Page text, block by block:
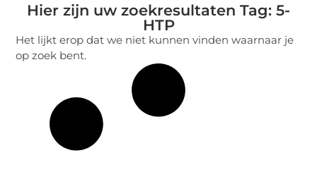
Hier zijn uw zoekresultaten Tag: 5-
HTP
Het lijkt erop dat we niet kunnen vinden waarnaar je
op zoek bent.